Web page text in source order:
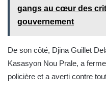
gangs au cœur des
gouvernement
De son côté, Djina Guillet
Kasasyon Nou Prale, a
policière et a averti contre